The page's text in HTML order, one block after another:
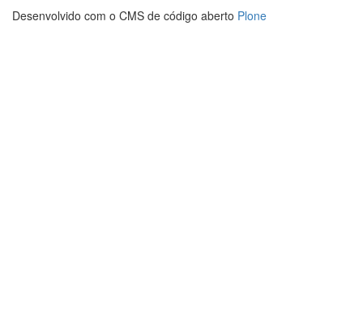
Desenvolvido com o CMS de código aberto Plone